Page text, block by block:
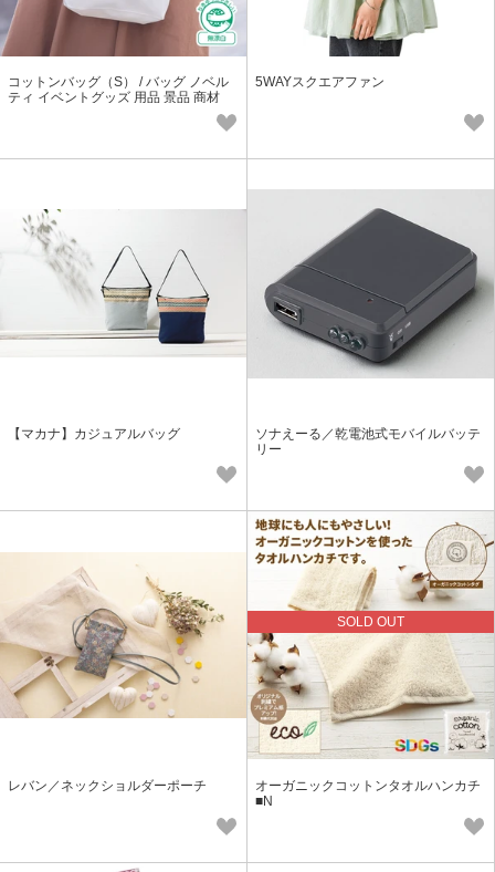
コットンバッグ（S） / バッグ ノベル
ティ イベントグッズ 用品 景品 商材
5WAYスクエアファン
【マカナ】カジュアルバッグ
ソナえーる／乾電池式モバイルバッテ
リー
レバン／ネックショルダーポーチ
SOLD OUT
オーガニックコットンタオルハンカチ
■N